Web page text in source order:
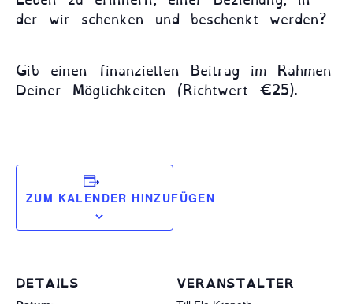
der wir schenken und beschenkt werden?
Gib einen finanziellen Beitrag im Rahmen
Deiner Möglichkeiten (Richtwert €25).
ZUM KALENDER HINZUFÜGEN
DETAILS VERANSTALTER